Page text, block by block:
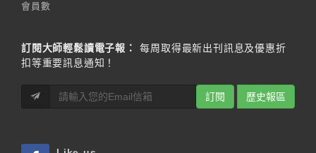
會員數
訂閱大師輕鬆讀電子報：
每周取得最新出刊訊息及優惠折
扣等重要訊息通知！
訂閱 歷史報區